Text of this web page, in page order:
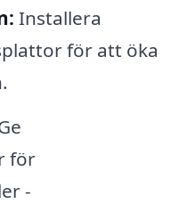
Installera
för att öka
för
-